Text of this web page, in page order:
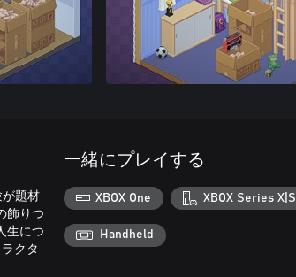
題材
飾りつ
生につ
クタ
一緒にプレイする
XBOX One XBOX Series X|S
Handheld